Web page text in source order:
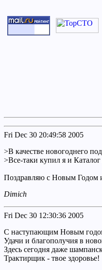
Fri Dec 30 20:49:58 2005
>В качестве новогоднего
>Все-таки купил я и
Поздравляю с Новым
Dimich
Fri Dec 30 12:30:36 2005
С наступающим Новым годом
Удачи и благополучия в
Здесь сегодня даже
Трактирщик - твое здоровье!